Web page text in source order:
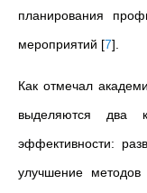
планирования
мероприятий [7]
Как отмечал
выделяются два
эффективности:
улучшение